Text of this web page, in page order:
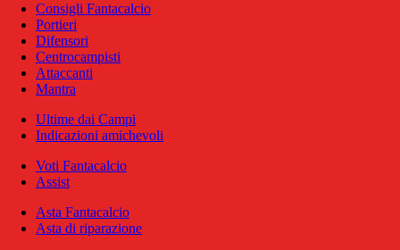
Consigli Fantacalcio
Portieri
Difensori
Centrocampisti
Attaccanti
Mantra
Ultime dai Campi
Indicazioni amichevoli
Voti Fantacalcio
Assist
Asta Fantacalcio
Asta di riparazione